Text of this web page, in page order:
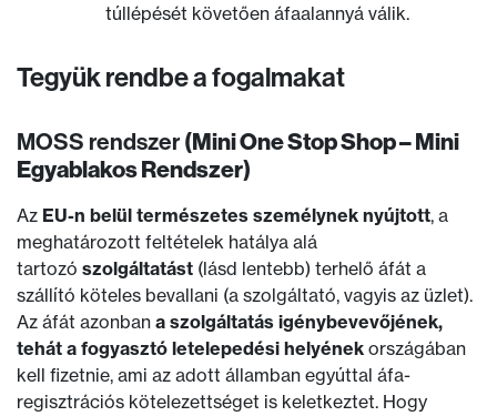
túllépését követően áfaalannyá válik.
Tegyük rendbe a fogalmakat
MOSS rendszer(Mini One Stop Shop – Mini
Egyablakos Rendszer)
Az EU-n belül természetes személynek nyújtott, a
meghatározott feltételek hatálya alá
tartozó szolgáltatást (lásd lentebb) terhelő áfát a
szállító köteles bevallani (a szolgáltató, vagyis az üzlet).
Az áfát azonban a szolgáltatás igénybevevőjének,
tehát a fogyasztó letelepedési helyének országában
kell fizetnie, ami az adott államban egyúttal áfa-
regisztrációs kötelezettséget is keletkeztet. Hogy